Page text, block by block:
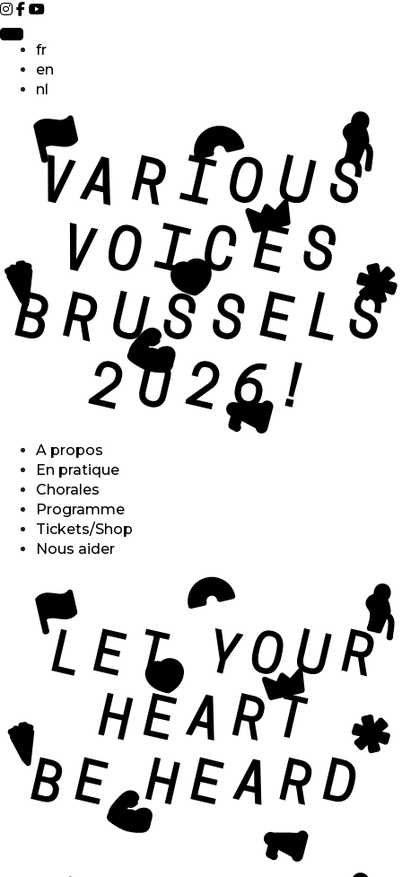
fr
en
nl
A propos
En pratique
Chorales
Programme
Tickets/Shop
Nous aider